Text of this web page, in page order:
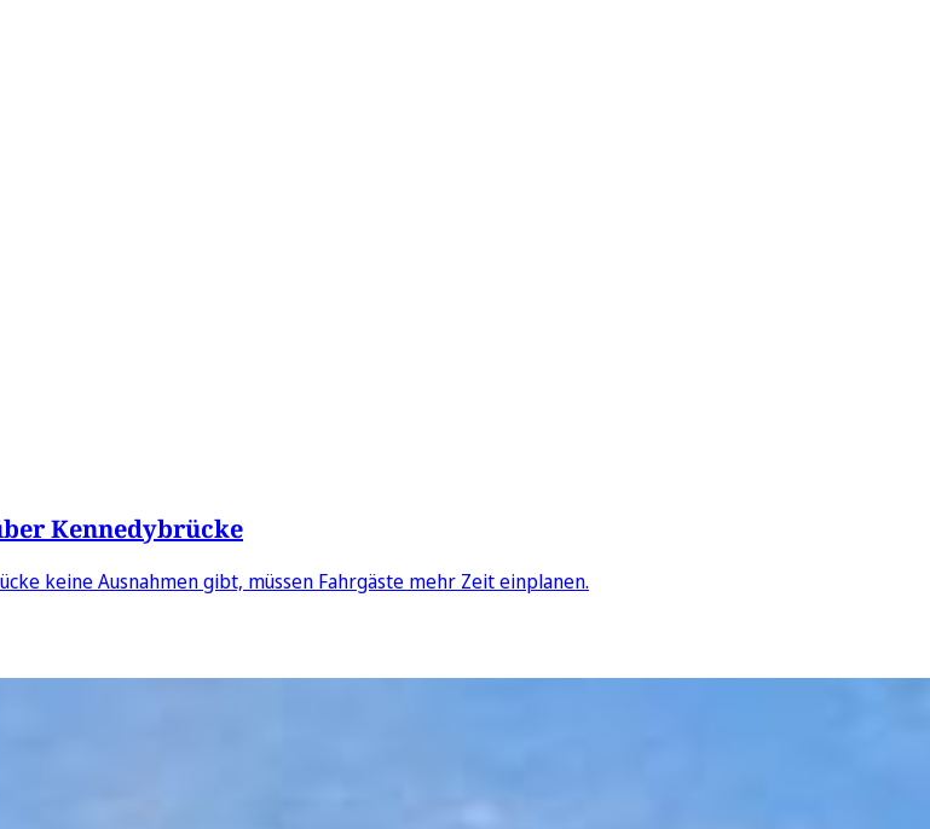
Kennedybrücke
keine Ausnahmen gibt, müssen Fahrgäste mehr Zeit einplanen.